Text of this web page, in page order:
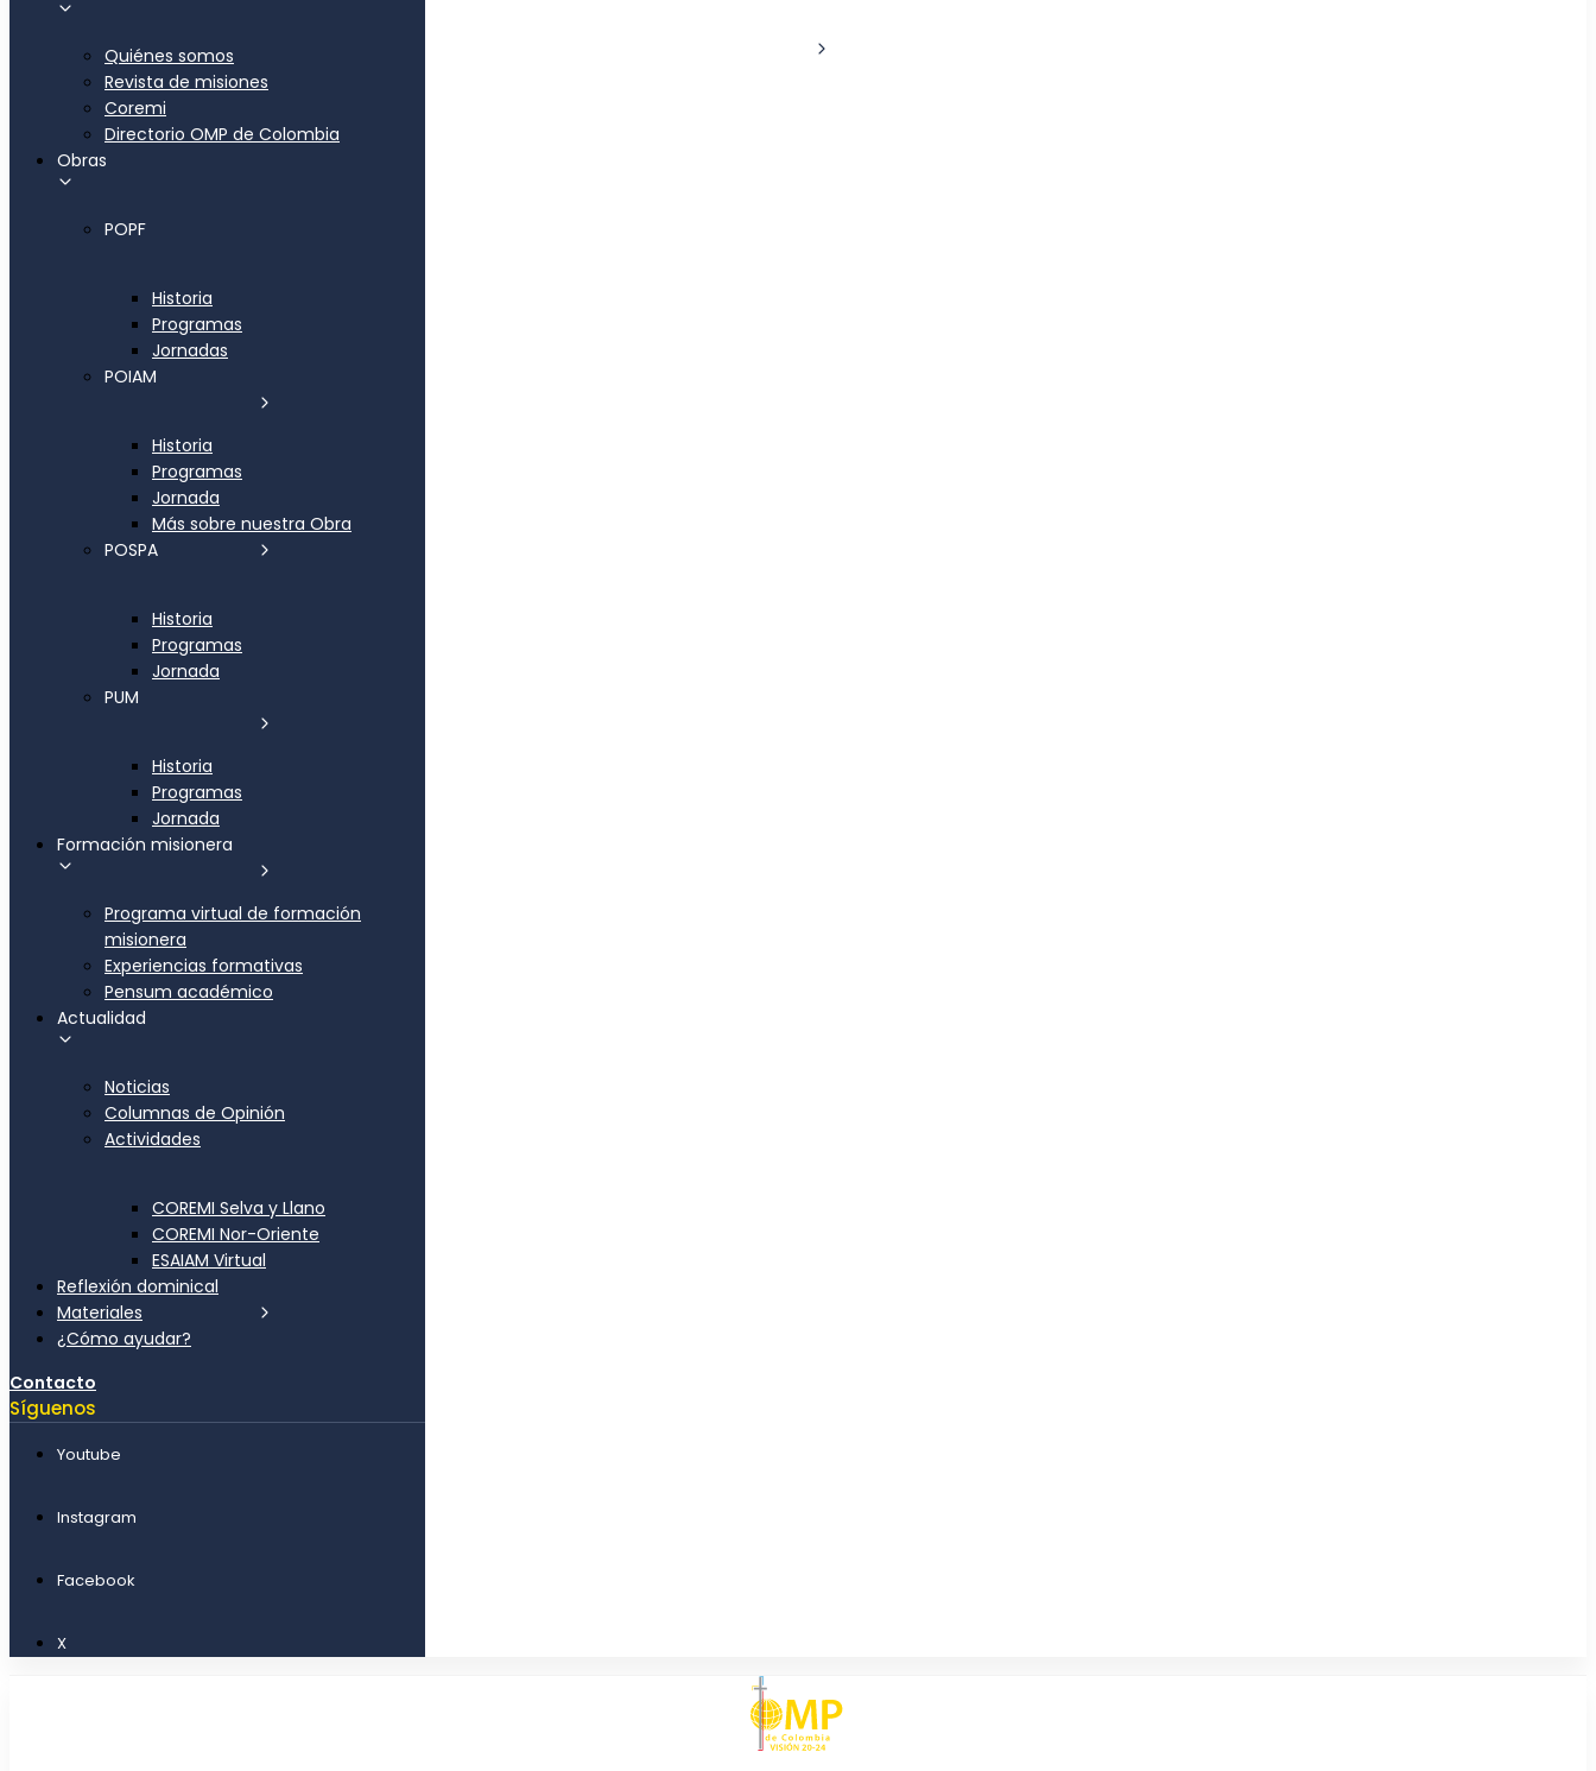
Quiénes somos
Revista de misiones
Coremi
Directorio OMP de Colombia
Obras
POPF
Historia
Programas
Jornadas
POIAM
Historia
Programas
Jornada
Más sobre nuestra Obra
POSPA
Historia
Programas
Jornada
PUM
Historia
Programas
Jornada
Formación misionera
Programa virtual de formación
misionera
Experiencias formativas
Pensum académico
Actualidad
Noticias
Columnas de Opinión
Actividades
COREMI Selva y Llano
COREMI Nor-Oriente
ESAIAM Virtual
Reflexión dominical
Materiales
¿Cómo ayudar?
Contacto
Síguenos
Youtube
Instagram
Facebook
X